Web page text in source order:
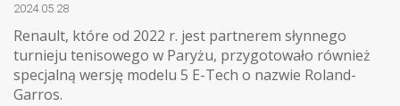
2024.05.28
Renault, które od 2022 r. jest partnerem słynnego
turnieju tenisowego w Paryżu, przygotowało również
specjalną wersję modelu 5 E-Tech o nazwie Roland-
Garros.